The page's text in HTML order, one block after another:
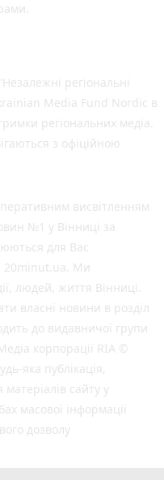
регіональні
Media Fund Nordic в
регіональних медіа.
з офіційною
висвітленням
№1 у Вінниці за
для Вас
20minut.ua. Ми
людей, життя Вінниці.
власні новини в розділ
до видавничої групи
корпорації RIA ©
яка публiкацiя,
сайту у
масової інформації
дозволу